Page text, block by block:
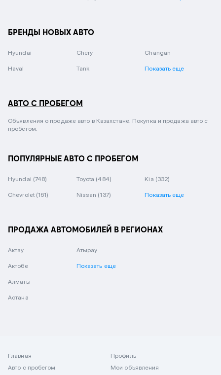
БРЕНДЫ НОВЫХ АВТО
Hyundai Chery Changan
Haval Tank Показать еще
АВТО С ПРОБЕГОМ
Объявления о продаже авто в Казахстане. Покупка и продажа авто с
пробегом.
ПОПУЛЯРНЫЕ АВТО С ПРОБЕГОМ
Hyundai (748) Toyota (484) Kia (332)
Chevrolet (161) Nissan (137) Показать еще
ПРОДАЖА АВТОМОБИЛЕЙ В РЕГИОНАХ
Актау
Актобе
Алматы
Астана
Атырау
Показать еще
Главная
Авто с пробегом
Профиль
Мои объявления